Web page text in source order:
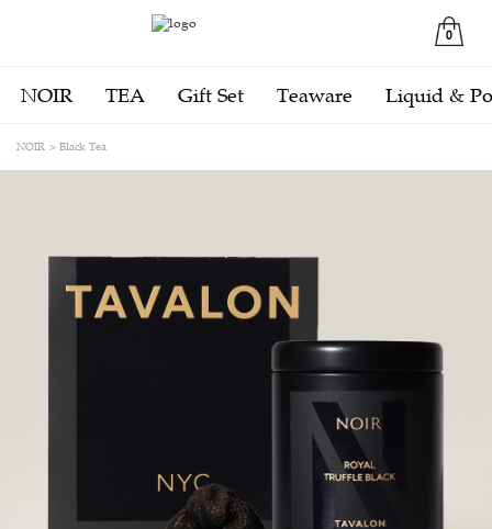
0
NOIR TEA Gift Set Teaware Liquid &
NOIR Black Tea